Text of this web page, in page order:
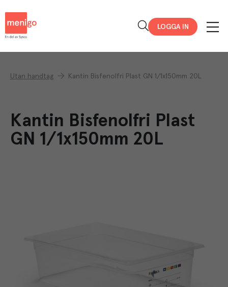
LOGGA IN
Utan handtag Kantin Bisfenolfri Plast GN 1/1x150mm 20L
Kantin Bisfenolfri Plast
GN 1/1x150mm 20L